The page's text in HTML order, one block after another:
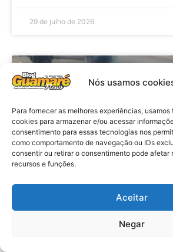
Nós usamos
Para fornecer as melhores experiências,
cookies para armazenar e/ou acessar
consentimento para essas tecnologias nos
como comportamento de navegação ou IDs
consentir ou retirar o consentimento pode afetar
recursos e funções.
Aceitar
Negar
29 de julho de 2026
Acidente: A caminho do
professora se envolve